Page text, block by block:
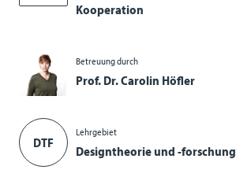
Kooperation
Betreuung durch
Prof. Dr. Carolin Höfler
DTF
Lehrgebiet
Designtheorie und -forschung